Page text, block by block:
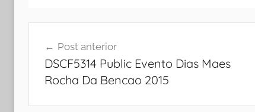
de
Post
Post anterior
DSCF5314 Public Evento Dias Maes
Rocha Da Bencao 2015